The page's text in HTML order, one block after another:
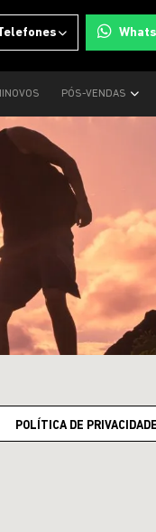
PÓS-VENDAS
POLÍTICA DE PRIVACIDADE